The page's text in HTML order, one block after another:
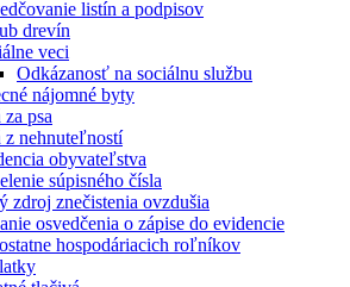
listín a podpisov
drevín
veci
Odkázanosť na sociálnu službu
nájomné byty
psa
z nehnuteľností
obyvateľstva
súpisného čísla
zdroj znečistenia ovzdušia
osvedčenia o zápise do evidencie
hospodáriacich roľníkov